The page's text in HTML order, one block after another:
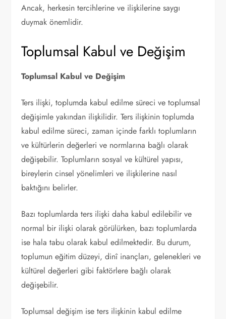
Ancak, herkesin tercihlerine ve ilişkilerine saygı
duymak önemlidir.
Toplumsal Kabul ve Değişim
Toplumsal Kabul ve Değişim
Ters ilişki, toplumda kabul edilme süreci ve toplumsal
değişimle yakından ilişkilidir. Ters ilişkinin toplumda
kabul edilme süreci, zaman içinde farklı toplumların
ve kültürlerin değerleri ve normlarına bağlı olarak
değişebilir. Toplumların sosyal ve kültürel yapısı,
bireylerin cinsel yönelimleri ve ilişkilerine nasıl
baktığını belirler.
Bazı toplumlarda ters ilişki daha kabul edilebilir ve
normal bir ilişki olarak görülürken, bazı toplumlarda
ise hala tabu olarak kabul edilmektedir. Bu durum,
toplumun eğitim düzeyi, dinî inançları, gelenekleri ve
kültürel değerleri gibi faktörlere bağlı olarak
değişebilir.
Toplumsal değişim ise ters ilişkinin kabul edilme